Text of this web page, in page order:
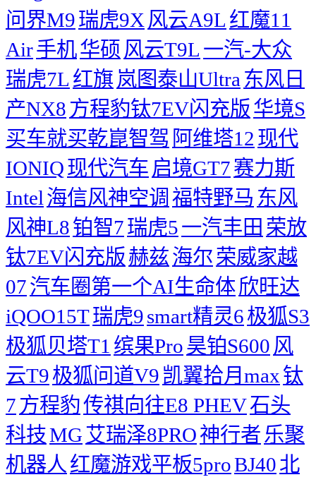
问界M9瑞虎9X 风云A9L 红魔11
Air手机华硕 风云T9L 一汽-大众
瑞虎7L 红旗 岚图泰山Ultra 东风日
产NX8 方程豹钛7EV闪充版华境S
买车就买乾崑智驾 阿维塔12 现代
IONIQ现代汽车 启境GT7赛力斯
Intel 海信风神空调 福特野马 东风
风神L8铂智7瑞虎5一汽丰田 荣放
钛7EV闪充版赫兹海尔 荣威家越
07汽车圈第一个AI生命体欣旺达
iQOO15T瑞虎9smart精灵6极狐S3
极狐贝塔T1 缤果Pro昊铂S600 风
云T9极狐问道V9 凯翼拾月max钛
7 方程豹传祺向往E8 PHEV石头
科技MG艾瑞泽8PRO神行者 乐聚
机器人 红魔游戏平板5proBJ40北